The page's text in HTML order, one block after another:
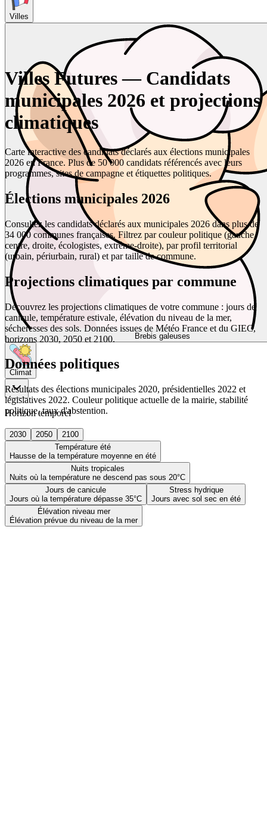
Villes
Brebis galeuses
Climat
Horizon temporel
2030 2050
2100
Température été
Hausse de la température moyenne en été
Nuits tropicales
Nuits où la température ne descend pas sous 20°C
Jours de canicule
Jours où la température dépasse 35°C
Stress hydrique
Jours avec sol sec en été
Élévation niveau mer
Élévation prévue du niveau de la mer
Villes Futures — Candidats
municipales 2026 et projections
climatiques
Carte interactive des candidats déclarés aux élections municipales
2026 en France. Plus de 50 000 candidats référencés avec leurs
programmes, sites de campagne et étiquettes politiques.
Élections municipales 2026
Consultez les candidats déclarés aux municipales 2026 dans plus de
34 000 communes françaises. Filtrez par couleur politique (gauche,
centre, droite, écologistes, extrême-droite), par profil territorial
(urbain, périurbain, rural) et par taille de commune.
Projections climatiques par commune
Découvrez les projections climatiques de votre commune : jours de
canicule, température estivale, élévation du niveau de la mer,
sécheresses des sols. Données issues de Météo France et du GIEC,
horizons 2030, 2050 et 2100.
Données politiques
Résultats des élections municipales 2020, présidentielles 2022 et
législatives 2022. Couleur politique actuelle de la mairie, stabilité
politique, taux d'abstention.